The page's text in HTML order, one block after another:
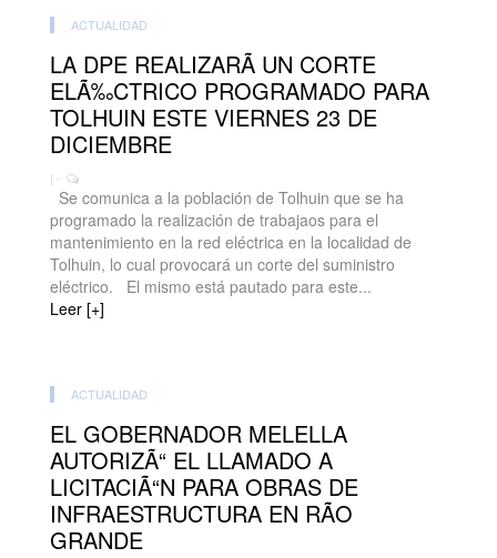
ACTUALIDAD
LA DPE REALIZARÃ UN CORTE
ELÃ‰CTRICO PROGRAMADO PARA
TOLHUIN ESTE VIERNES 23 DE
DICIEMBRE
| -
Se comunica a la población de Tolhuin que se ha
programado la realización de trabajaos para el
mantenimiento en la red eléctrica en la localidad de
Tolhuin, lo cual provocará un corte del suministro
eléctrico. El mismo está pautado para este...
Leer [+]
ACTUALIDAD
EL GOBERNADOR MELELLA
AUTORIZÃ“ EL LLAMADO A
LICITACIÃ“N PARA OBRAS DE
INFRAESTRUCTURA EN RÃO
GRANDE